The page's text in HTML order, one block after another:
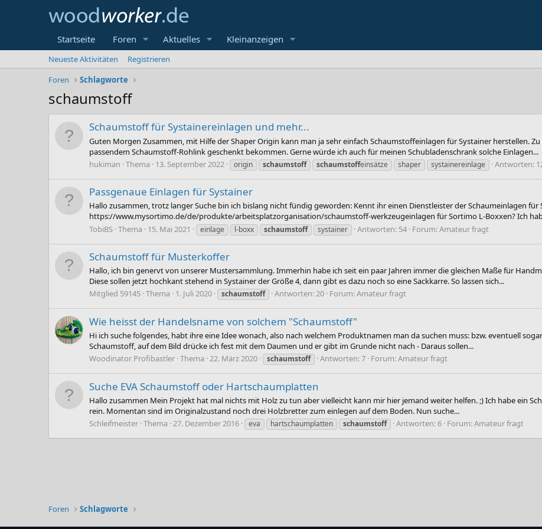
Startseite Foren Aktuelles Kleinanzeigen
Neueste Aktivitäten
Registrieren
Foren
Schlagworte
schaumstoff
Schaumstoff für Systainereinlagen und mehr...
Guten Morgen Zusammen, mit Hilfe der Shaper Origin kann man ja sehr einfach Schaumstoffeinlagen für Systainer herstellen.
passendem Schaumstoff-Rohlink geschenkt bekommen. Gerne würde ich auch für meinen Schubladenschrank solche Einlagen...
hukiman Thema 13. September 2022 origin schaumstoff schaumstoffeinsätze shaper systainereinlage Antworten:
Passgenaue Einlagen für Systainer
Hallo zusammen, trotz langer Suche bin ich bislang nicht fündig geworden: Kennt ihr einen Dienstleister der Schaumeinlagen
https://www.mysortimo.de/de/produkte/arbeitsplatzorganisation/schaumstoff-werkzeugeinlagen für Sortimo L-Boxxen? Ich
TobiBS Thema 15. Mai 2021 einlage l-boxx schaumstoff systainer Antworten: 54 Forum:Amateur fragt
Schaumstoff für Musterkoffer
Hallo, ich bin genervt von unserer Mustersammlung. Immerhin habe ich seit ein paar Jahren immer die gleichen Maße für
Diese sollen jetzt hochkant stehend in Systainer der Größe 4, dann gibt es dazu noch so eine Sackkarre. So lassen sich...
Mitglied 59145 Thema 1. Juli 2020 schaumstoff Antworten: 20 Forum:Amateur fragt
Wie heisst der Handelsname von solchem "Schaumstoff"
Hi ich suche folgendes, habt ihre eine Idee wonach, also nach welchem Produktnamen man da suchen muss: bzw. eventuell
Schaumstoff, auf dem Bild drücke ich fest mit dem Daumen und er gibt im Grunde nicht nach - Daraus sollen...
Woodinator Profibastler Thema 22. März 2020 schaumstoff Antworten: 7 Forum:Amateur fragt
Suche EVA Schaumstoff oder Hartschaumplatten
Hallo zusammen Mein Projekt hat mal nichts mit Holz zu tun aber vielleicht kann mir hier jemand weiter helfen. ;) Ich habe ein
rein. Momentan sind im Originalzustand noch drei Holzbretter zum einlegen auf dem Boden. Nun suche...
Schleifmeister Thema 27. Dezember 2016 eva hartschaumplatten schaumstoff Antworten: 6 Forum:Amateur fragt
Foren Schlagworte